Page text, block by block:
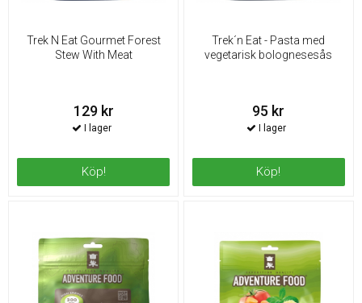
Trek N Eat Gourmet Forest
Stew With Meat
129 kr
Köp!
Trek´n Eat - Pasta med
vegetarisk bolognesesås
95 kr
Köp!